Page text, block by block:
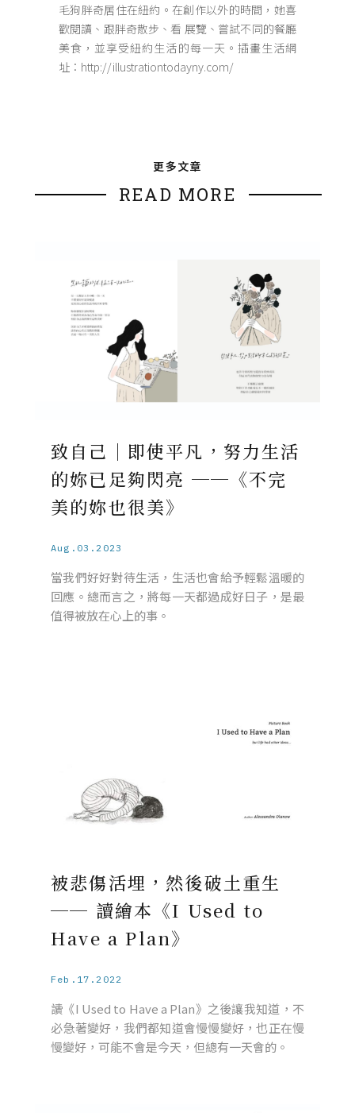
毛狗胖奇居住在紐約。在創作以外的時間，她喜
歡閱讀、跟胖奇散步、看 展覽、嘗試不同的餐廳
美食，並享受紐約生活的每一天。插畫生活網
址：http://illustrationtodayny.com/
更多文章
READ MORE
致自己｜即使平凡，努力生活
的妳已足夠閃亮 ──《不完
美的妳也很美》
Aug.03.2023
當我們好好對待生活，生活也會給予輕鬆溫暖的
回應。總而言之，將每一天都過成好日子，是最
值得被放在心上的事。
被悲傷活埋，然後破土重生
── 讀繪本《I Used to
Have a Plan》
Feb.17.2022
讀《I Used to Have a Plan》之後讓我知道，不
必急著變好，我們都知道會慢慢變好，也正在慢
慢變好，可能不會是今天，但總有一天會的。